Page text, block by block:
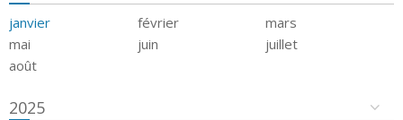
janvier février
mars
mai
juin
juillet
août
2025